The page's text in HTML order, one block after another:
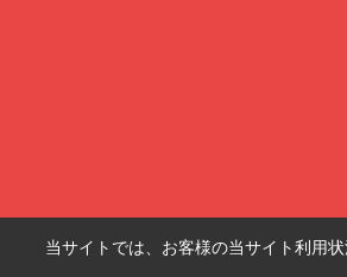
当サイトでは、お客様の当サイト利用